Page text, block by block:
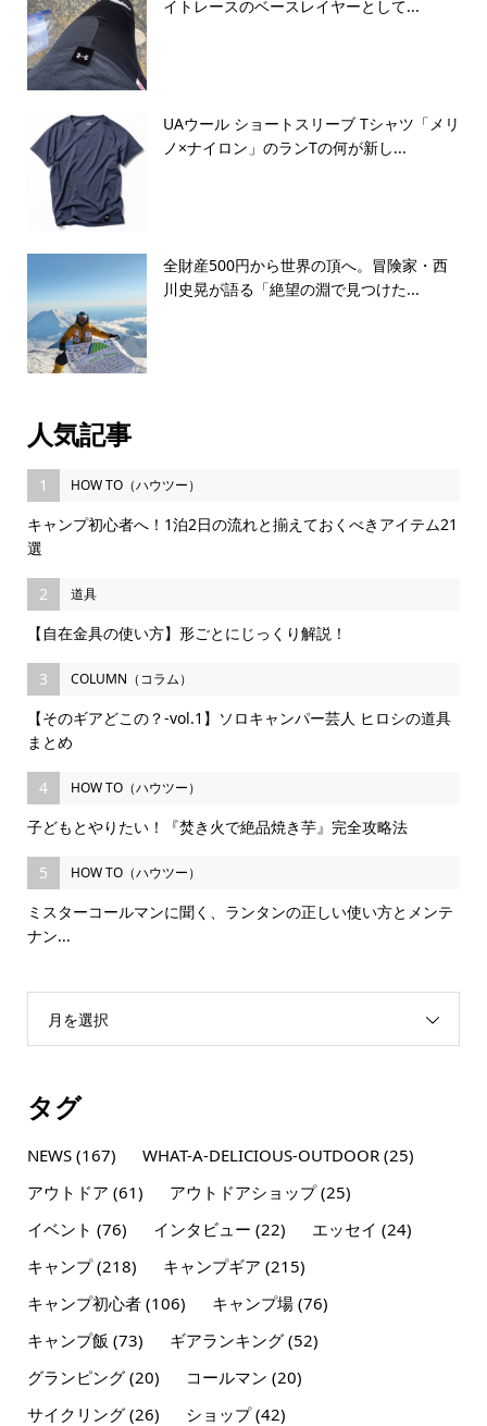
イトレースのベースレイヤーとして...
UAウール ショートスリーブ Tシャツ「メリ
ノ×ナイロン」のランTの何が新し...
全財産500円から世界の頂へ。冒険家・西
川史晃が語る「絶望の淵で見つけた...
人気記事
1 HOW TO（ハウツー）
キャンプ初心者へ！1泊2日の流れと揃えておくべきアイテム21
選
2 道具
【自在金具の使い方】形ごとにじっくり解説！
3 COLUMN（コラム）
【そのギアどこの？-vol.1】ソロキャンパー芸人 ヒロシの道具
まとめ
4 HOW TO（ハウツー）
子どもとやりたい！『焚き火で絶品焼き芋』完全攻略法
5 HOW TO（ハウツー）
ミスターコールマンに聞く、ランタンの正しい使い方とメンテ
ナン...
月を選択
タグ
NEWS(167) WHAT-A-DELICIOUS-OUTDOOR(25)
アウトドア (61) アウトドアショップ(25)
イベント (76) インタビュー (22) エッセイ (24)
キャンプ(218) キャンプギア (215)
キャンプ初心者(106) キャンプ場(76)
キャンプ飯 (73) ギアランキング(52)
グランピング(20) コールマン (20)
サイクリング(26) ショップ(42)